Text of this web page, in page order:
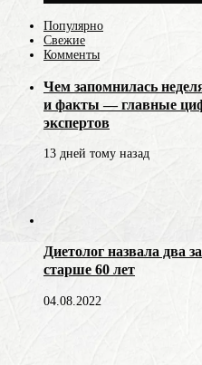
Популярно
Свежие
Комменты
Чем запомнилась
и факты — главные
экспертов
13 дней тому назад
Диетолог назвала два
старше 60 лет
04.08.2022